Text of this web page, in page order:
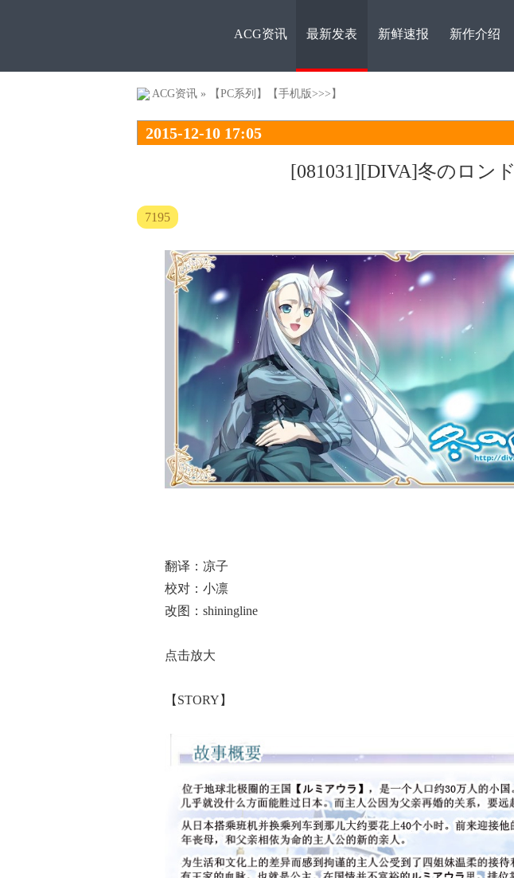
ACG资
ACG资讯 最新发表 新鲜速报 新作介绍
ACG资讯 » 【PC系列】 【手机版>>>】
2015-12-10 17:05
[081031][DIVA]冬のロンド
7195
翻译：凉子
校对：小凛
改图：shiningline
点击放大
【STORY】